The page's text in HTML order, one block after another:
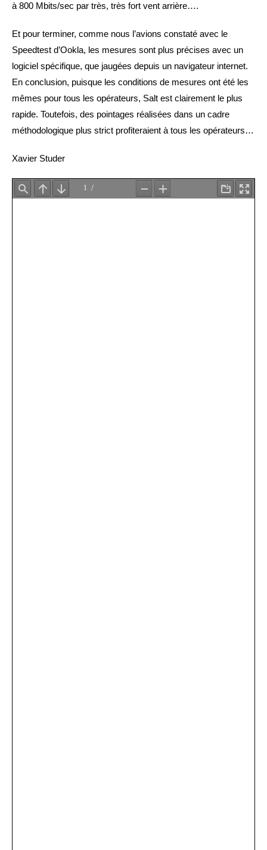
à 800 Mbits/sec par très, très fort vent arrière….
Et pour terminer, comme nous l’avions constaté avec le
Speedtest d’Ookla, les mesures sont plus précises avec un
logiciel spécifique, que jaugées depuis un navigateur internet.
En conclusion, puisque les conditions de mesures ont été les
mêmes pour tous les opérateurs, Salt est clairement le plus
rapide. Toutefois, des pointages réalisées dans un cadre
méthodologique plus strict profiteraient à tous les opérateurs…
Xavier Studer